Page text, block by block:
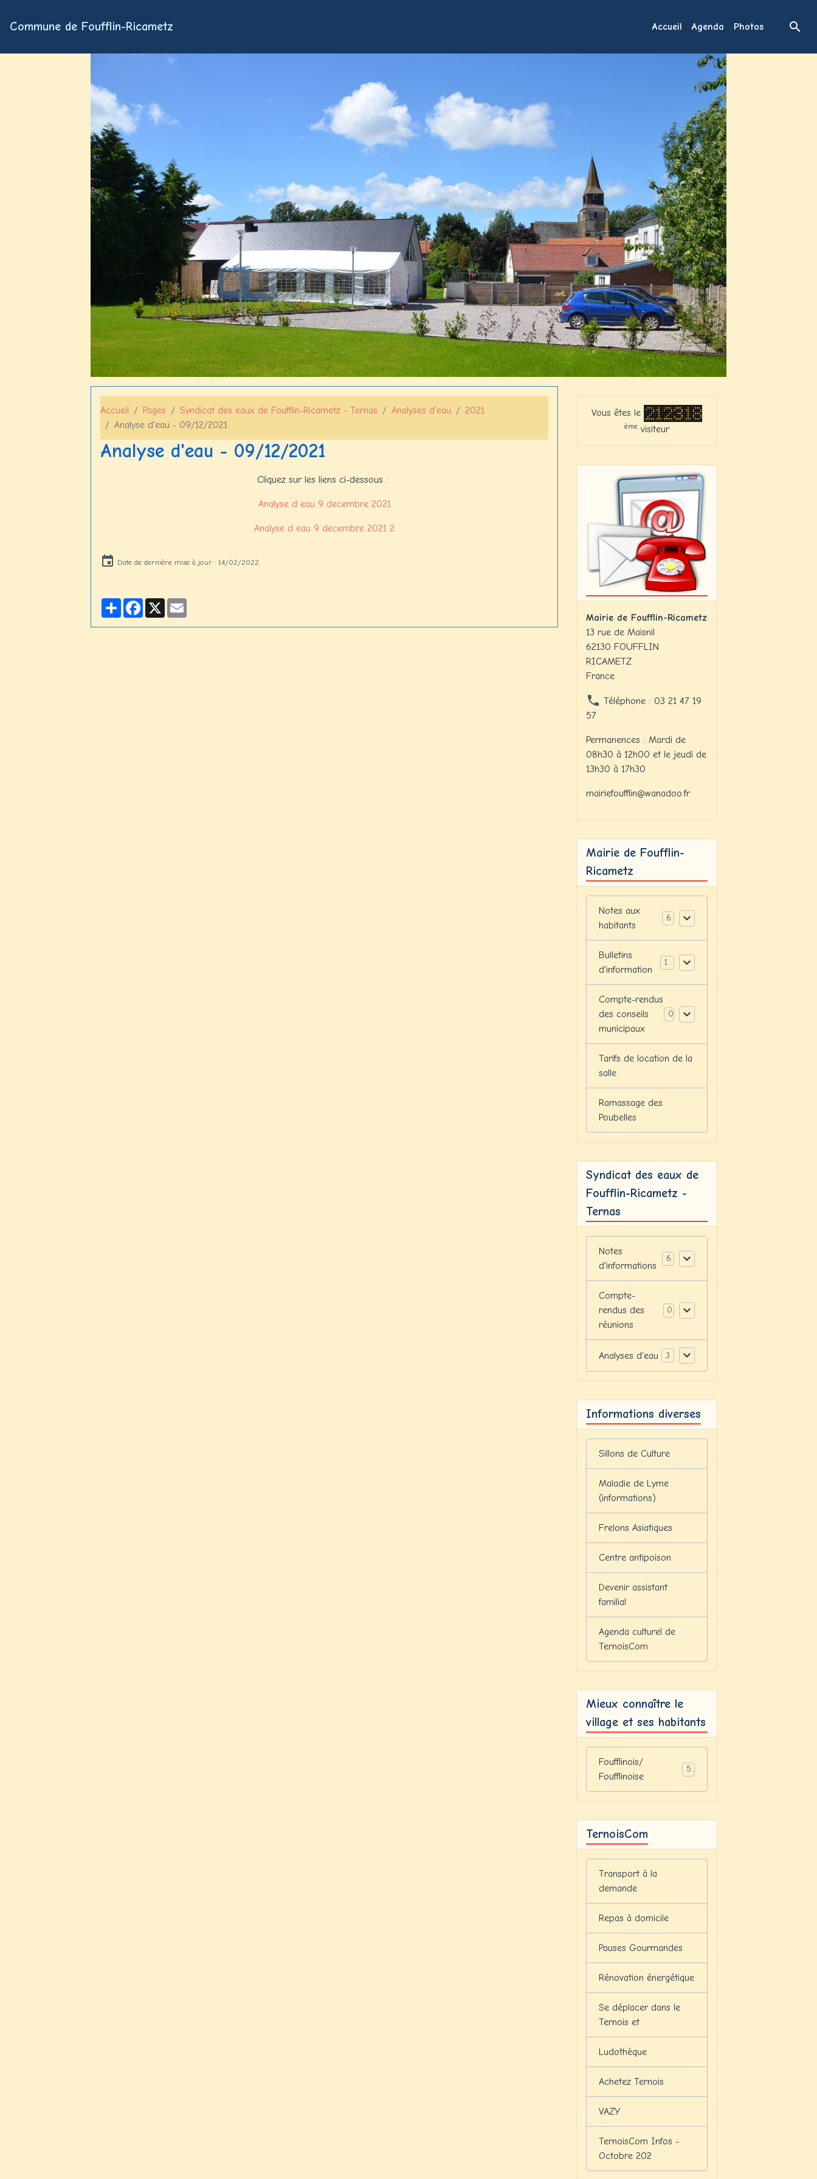
Commune de Foufflin-Ricametz Accueil Agenda Photos
Accueil Pages Syndicat des eaux de Foufflin-Ricametz - Ternas Analyses d'eau
2021
Analyse d'eau - 09/12/2021
Analyse d'eau - 09/12/2021
Cliquez sur les liens ci-dessous :
Analyse d eau 9 decembre 2021
Analyse d eau 9 decembre 2021 2
Date de dernière mise à jour : 14/02/2022
PartagerFacebook
X
Vous êtes le
ème visiteur
Mairie de Foufflin-Ricametz
13 rue de Maisnil
62130 FOUFFLIN
RICAMETZ
France
Téléphone : 03 21 47 19
57
Permanences : Mardi de
08h30 à 12h00 et le jeudi de
13h30 à 17h30
mairiefoufflin@wanadoo.fr
Mairie de Foufflin-
Ricametz
Notes aux
habitants
6
Bulletins
d'information
12
Compte-rendus
des conseils
municipaux
Tarifs de location de la
salle
Ramassage des
Poubelles
Syndicat des eaux de
Foufflin-Ricametz -
Ternas
Notes
d'informations
6
Compte-
rendus des
réunions
0
Analyses d'eau 3
Informations diverses
Sillons de Culture
Maladie de Lyme
(informations)
Frelons Asiatiques
Centre antipoison
Devenir assistant
familial
Agenda culturel de
TernoisCom
Mieux connaître le
village et ses habitants
Foufflinois/
Foufflinoise
5
TernoisCom
Transport à la
demande
Repas à domicile
Pauses Gourmandes
Rénovation énergétique
Se déplacer dans le
Ternois et
Ludothèque
Achetez Ternois
VAZY
TernoisCom Infos -
Octobre 202